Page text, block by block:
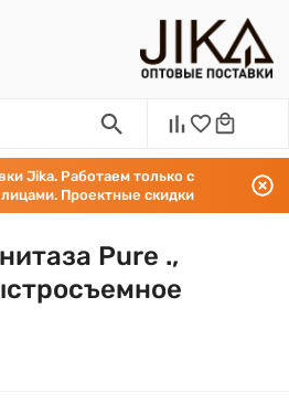
Jika. Работаем только с
Проектные скидки
Pure .,